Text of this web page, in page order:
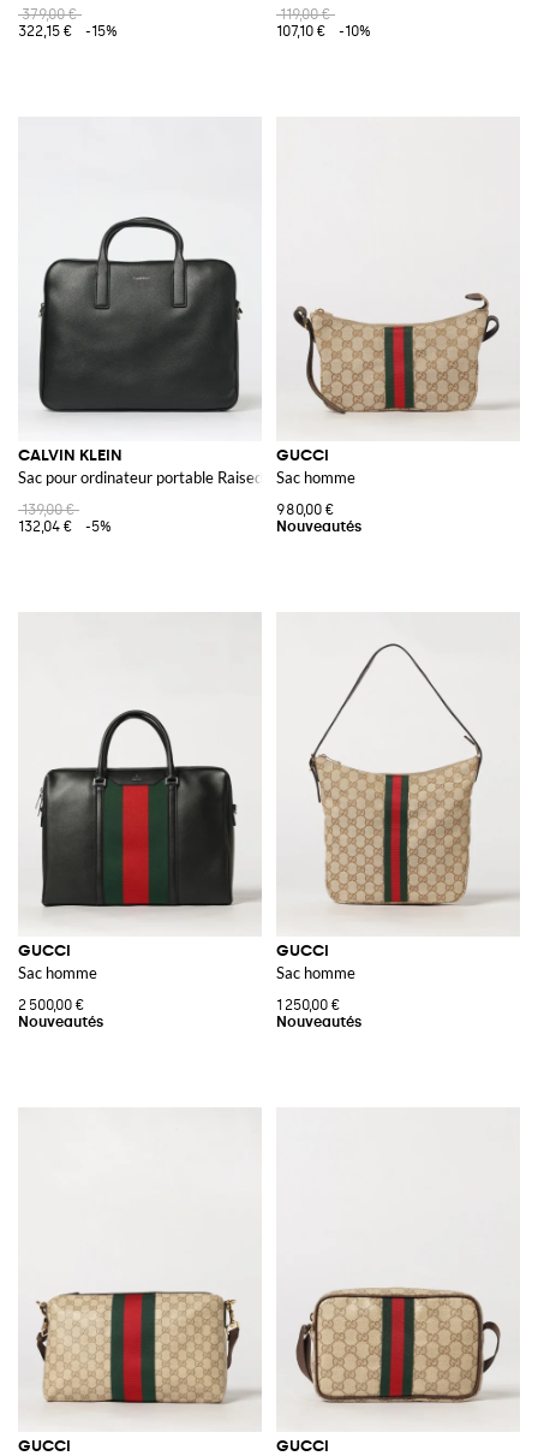
379,00 €
322,15 €
-15%
119,00 €
107,10 €
-10%
CALVIN KLEIN
Sac pour ordinateur portable Raised Commuter en similicuir grainé
139,00 €
132,04 €
-5%
GUCCI
Sac homme
980,00 €
GUCCI
Sac homme
2 500,00 €
GUCCI
Sac homme
1 250,00 €
GUCCI GUCCI